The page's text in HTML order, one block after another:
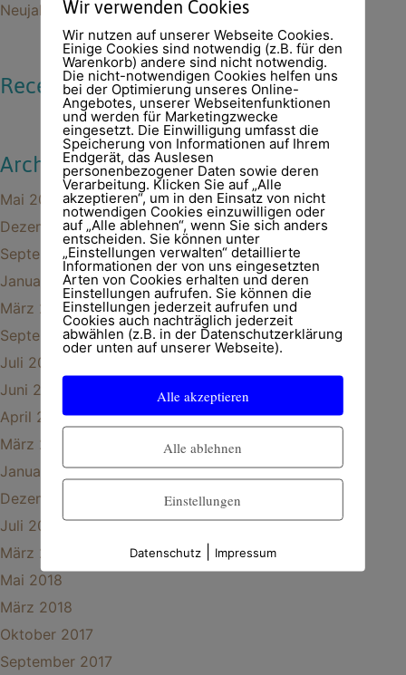
Neujahrsgrüße 2024
Recent Comments
Archives
Mai 2025
Dezember 2024
September 2024
Januar 2024
März 2023
September 2022
Juli 2022
Juni 2020
April 2020
März 2020
Januar 2020
Dezember 2019
Juli 2019
März 2019
Mai 2018
März 2018
Oktober 2017
September 2017
Wir verwenden Cookies
Wir nutzen auf unserer Webseite Cookies.
Einige Cookies sind notwendig (z.B. für den
Warenkorb) andere sind nicht notwendig.
Die nicht-notwendigen Cookies helfen uns
bei der Optimierung unseres Online-
Angebotes, unserer Webseitenfunktionen
und werden für Marketingzwecke
eingesetzt. Die Einwilligung umfasst die
Speicherung von Informationen auf Ihrem
Endgerät, das Auslesen
personenbezogener Daten sowie deren
Verarbeitung. Klicken Sie auf „Alle
akzeptieren“, um in den Einsatz von nicht
notwendigen Cookies einzuwilligen oder
auf „Alle ablehnen“, wenn Sie sich anders
entscheiden. Sie können unter
„Einstellungen verwalten“ detaillierte
Informationen der von uns eingesetzten
Arten von Cookies erhalten und deren
Einstellungen aufrufen. Sie können die
Einstellungen jederzeit aufrufen und
Cookies auch nachträglich jederzeit
abwählen (z.B. in der Datenschutzerklärung
oder unten auf unserer Webseite).
Alle akzeptieren
Alle ablehnen
Einstellungen
Datenschutz| Impressum